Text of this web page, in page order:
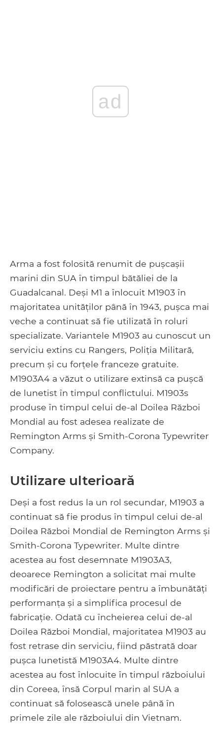
ad
Arma a fost folosită renumit de pușcașii
marini din SUA în timpul bătăliei de la
Guadalcanal. Deși M1 a înlocuit M1903 în
majoritatea unităților până în 1943, pușca mai
veche a continuat să fie utilizată în roluri
specializate. Variantele M1903 au cunoscut un
serviciu extins cu Rangers, Poliția Militară,
precum și cu forțele franceze gratuite.
M1903A4 a văzut o utilizare extinsă ca pușcă
de lunetist în timpul conflictului. M1903s
produse în timpul celui de-al Doilea Război
Mondial au fost adesea realizate de
Remington Arms și Smith-Corona Typewriter
Company.
Utilizare ulterioară
Deși a fost redus la un rol secundar, M1903 a
continuat să fie produs în timpul celui de-al
Doilea Război Mondial de Remington Arms și
Smith-Corona Typewriter. Multe dintre
acestea au fost desemnate M1903A3,
deoarece Remington a solicitat mai multe
modificări de proiectare pentru a îmbunătăți
performanța și a simplifica procesul de
fabricație. Odată cu încheierea celui de-al
Doilea Război Mondial, majoritatea M1903 au
fost retrase din serviciu, fiind păstrată doar
pușca lunetistă M1903A4. Multe dintre
acestea au fost înlocuite în timpul războiului
din Coreea, însă Corpul marin al SUA a
continuat să folosească unele până în
primele zile ale războiului din Vietnam.